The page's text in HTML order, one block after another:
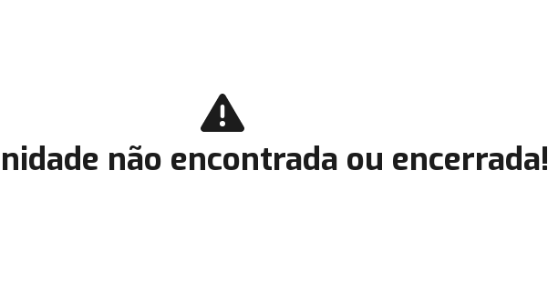
não encontrada ou encerrada!